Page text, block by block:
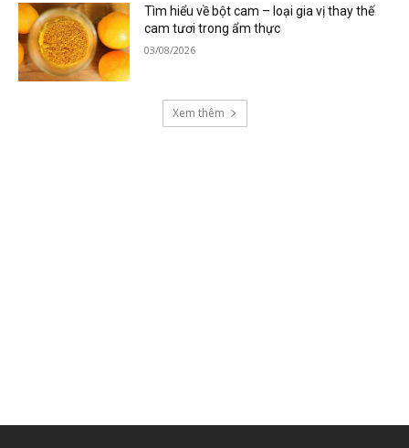
Tìm hiểu về bột cam – loại gia vị thay thế
cam tươi trong ẩm thực
03/08/2026
Xem thêm